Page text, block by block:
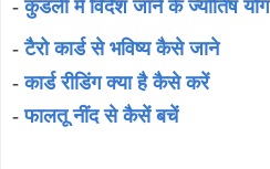
-कुंडली में विदेश जाने के ज्योतिष योग
-टैरो कार्ड से भविष्य कैसे जाने
-कार्ड रीडिंग क्या है कैसे करें
- फालतू नींद से कैसें बचें